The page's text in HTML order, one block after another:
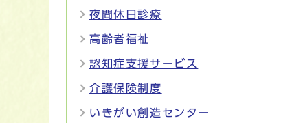
夜間休日診療
高齢者福祉
認知症支援サービス
介護保険制度
いきがい創造センター